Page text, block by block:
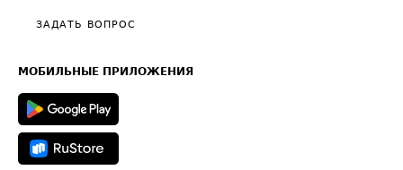
Общие положения
Полезное по перевозкам
Техническая информация
ЗАДАТЬ ВОПРОС
МОБИЛЬНЫЕ ПРИЛОЖЕНИЯ